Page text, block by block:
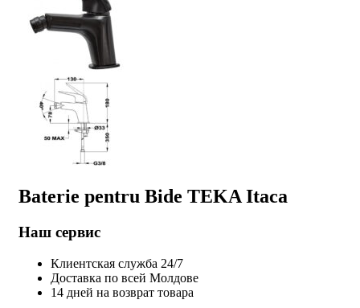
Baterie pentru Bide TEKA Itaca
Наш сервис
Клиентская служба 24/7
Доставка по всей Молдове
14 дней на возврат товара